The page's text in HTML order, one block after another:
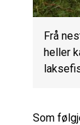
Frå
heller
Som